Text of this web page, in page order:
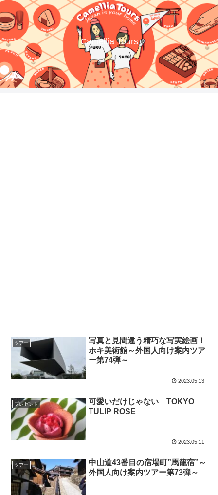
Camellia Tours
ツアー
写真と見間違う精巧な写実絵画！
ホキ美術館～外国人向け案内ツア
ー第74弾～
2023.05.13
プレゼント
可愛いだけじゃない TOKYO
TULIP ROSE
2023.05.11
ツアー
中山道43番目の宿場町”馬籠宿”～
外国人向け案内ツアー第73弾～